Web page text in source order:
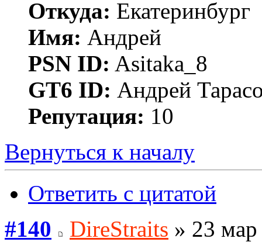
Откуда: Екатеринбург
Имя: Андрей
PSN ID: Asitaka_8
GT6 ID: Андрей
Репутация: 10
Вернуться к началу
Ответить с цитатой
#140
DireStraits » 23